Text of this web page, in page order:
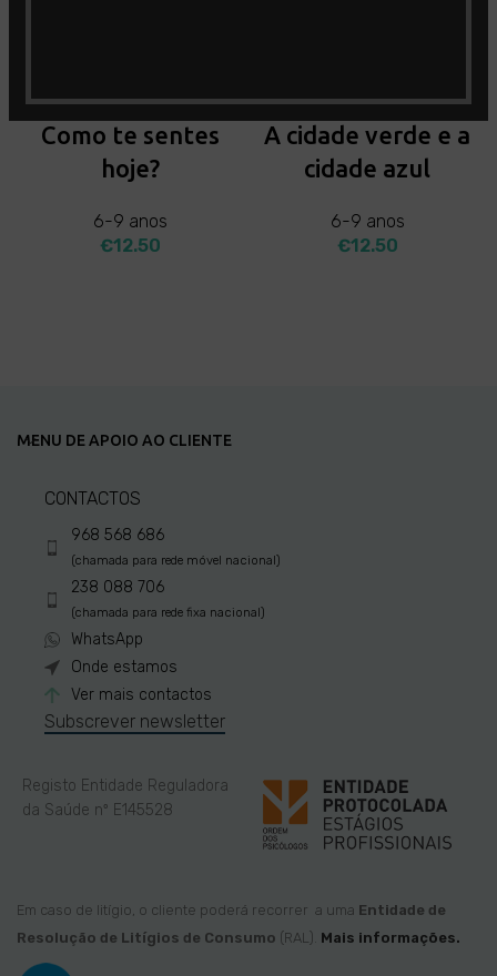
Como te sentes
hoje?
6-9 anos
€12.50
A cidade verde e a
cidade azul
6-9 anos
€12.50
MENU DE APOIO AO CLIENTE
CONTACTOS
968 568 686
(chamada para rede móvel nacional)
238 088 706
(chamada para rede fixa nacional)
WhatsApp
Onde estamos
Ver mais contactos
Subscrever newsletter
Registo Entidade Reguladora
da Saúde nº E145528
Em caso de litígio, o cliente poderá recorrer a uma Entidade de
Resolução de Litígios de Consumo (RAL). Mais informações.